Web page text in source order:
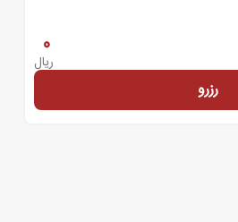
0
ریال
رزرو